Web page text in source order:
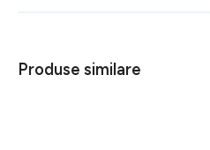
Produse similare